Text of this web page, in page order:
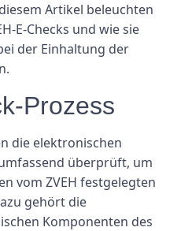
Artikel beleuchten
E-Checks und wie sie
der Einhaltung der
Prozess
die elektronischen
überprüft, um
vom ZVEH festgelegten
gehört die
Komponenten des